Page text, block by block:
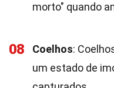
morto" quando
08 Coelhos:
um estado de